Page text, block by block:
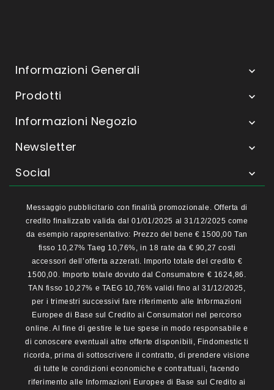
Informazioni Generali 
Prodotti 
Informazioni Negozio 
Newsletter 
Social 
Messaggio pubblicitario con finalità promozionale. Offerta di
credito finalizzato valida dal 01/01/2025 al 31/12/2025 come
da esempio rappresentativo: Prezzo del bene € 1500,00 Tan
fisso 10,27% Taeg 10,76%, in 18 rate da € 90,27 costi
accessori dell’offerta azzerati. Importo totale del credito €
1500,00. Importo totale dovuto dal Consumatore € 1624,86.
TAN fisso 10,27% e TAEG 10,76% validi fino al 31/12/2025,
per i trimestri successivi fare riferimento alle Informazioni
Europee di Base sul Credito ai Consumatori nel percorso
online. Al fine di gestire le tue spese in modo responsabile e
di conoscere eventuali altre offerte disponibili, Findomestic ti
ricorda, prima di sottoscrivere il contratto, di prendere visione
di tutte le condizioni economiche e contrattuali, facendo
riferimento alle Informazioni Europee di Base sul Credito ai